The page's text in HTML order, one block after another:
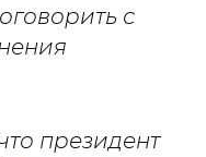
с
президент